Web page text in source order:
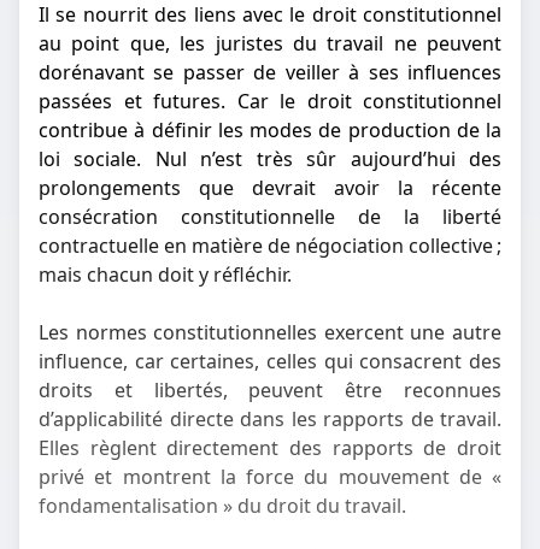
Il se nourrit des liens avec le droit constitutionnel
au point que, les juristes du travail ne peuvent
dorénavant se passer de veiller à ses influences
passées et futures. Car le droit constitutionnel
contribue à définir les modes de production de la
loi sociale. Nul n’est très sûr aujourd’hui des
prolongements que devrait avoir la récente
consécration constitutionnelle de la liberté
contractuelle en matière de négociation collective ;
mais chacun doit y réfléchir.
Les normes constitutionnelles exercent une autre
influence, car certaines, celles qui consacrent des
droits et libertés, peuvent être reconnues
d’applicabilité directe dans les rapports de travail.
Elles règlent directement des rapports de droit
privé et montrent la force du mouvement de «
fondamentalisation » du droit du travail.